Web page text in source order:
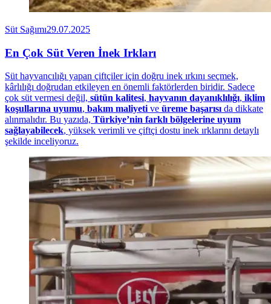
Süt Sağımı29.07.2025
En Çok Süt Veren İnek Irkları
Süt hayvancılığı yapan çiftçiler için doğru inek ırkını seçmek,
kârlılığı doğrudan etkileyen en önemli faktörlerden biridir. Sadece
çok süt vermesi değil, sütün kalitesi, hayvanın dayanıklılığı, iklim
koşullarına uyumu, bakım maliyetive üreme başarısıda dikkate
alınmalıdır. Bu yazıda, Türkiye’nin farklı bölgelerine uyum
sağlayabilecek, yüksek verimli ve çiftçi dostu inek ırklarını detaylı
şekilde inceliyoruz.